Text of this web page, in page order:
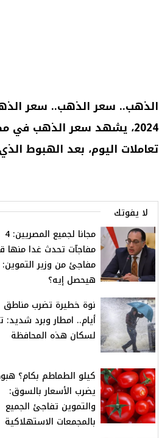
2024، يشهد سعر الذهب في
تعاملات اليوم، بعد الهبوط
لا يفوتك
مجانا لجميع المصريين: 4
مفاجآت تحدث غدا منها
مفاجئ من وزير التموين:
هيحصل إيه؟
نوة خطيرة تضرب مناطق
أيام.. امطار وبرد شديد:
لسكان هذه المحافظة
كيلو الطماطم بكام؟
يضرب الأسعار بالسوق:
والتموين تفاجئ الجميع
بالمجمعات الاستهلاكية